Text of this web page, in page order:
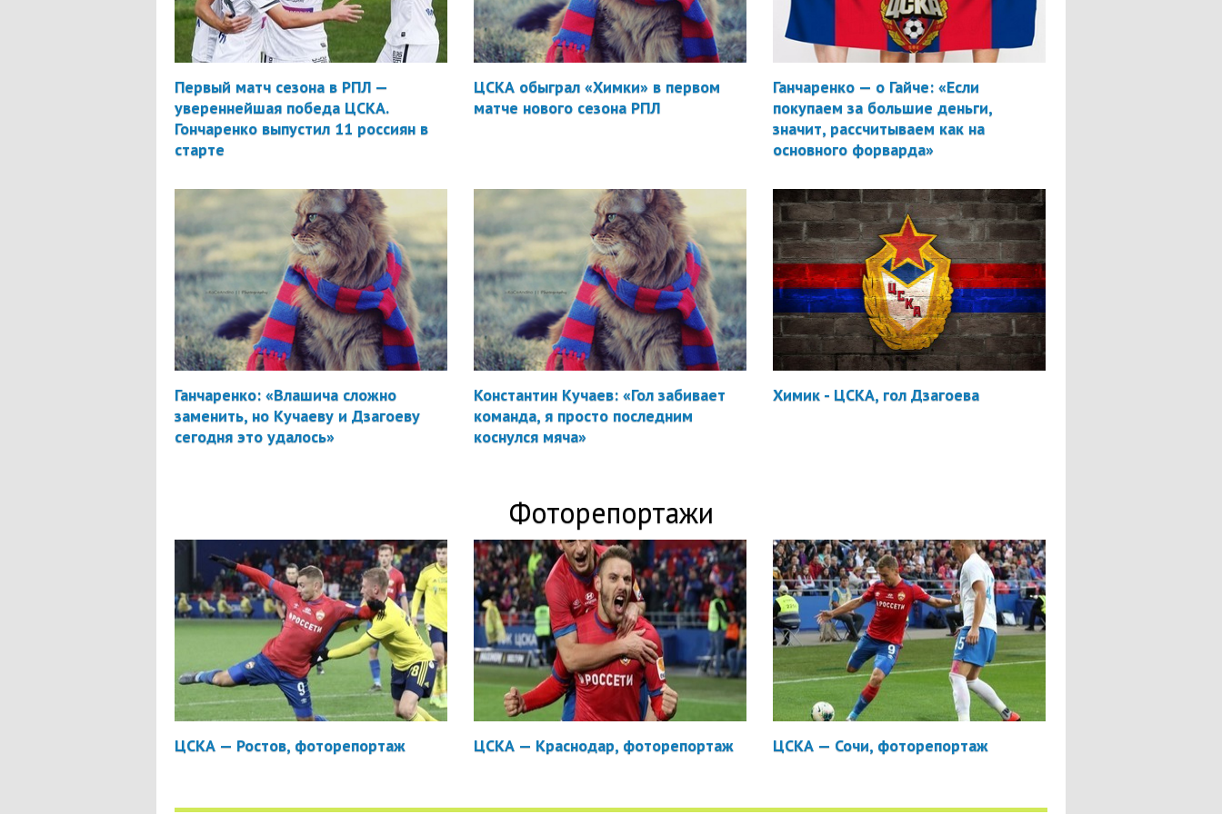
Первый матч сезона в РПЛ —
увереннейшая победа ЦСКА.
Гончаренко выпустил 11 россиян в
старте
ЦСКА обыграл «Химки» в первом
матче нового сезона РПЛ
Ганчаренко — о Гайче: «Если
покупаем за большие деньги,
значит, рассчитываем как на
основного форварда»
Ганчаренко: «Влашича сложно
заменить, но Кучаеву и Дзагоеву
сегодня это удалось»
Константин Кучаев: «Гол забивает
команда, я просто последним
коснулся мяча»
Химик - ЦСКА, гол Дзагоева
Фоторепортажи
ЦСКА — Ростов, фоторепортаж ЦСКА — Краснодар, фоторепортаж ЦСКА — Сочи, фоторепортаж